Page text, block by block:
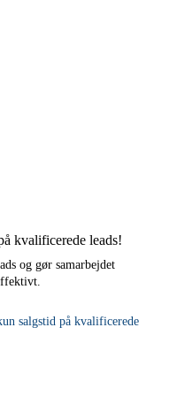
kvalificerede leads!
og gør samarbejdet
salgstid på kvalificerede